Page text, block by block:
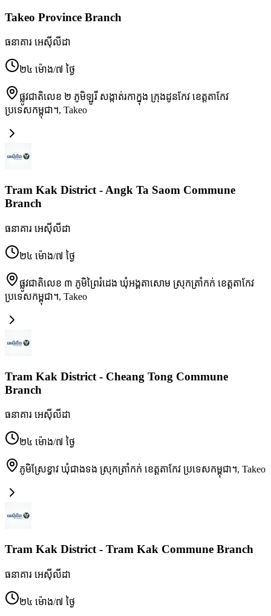
Takeo Province Branch
ធនាគារ អេស៊ីលីដា
២៤ ម៉ោង/៧ ថ្ងៃ
ផ្លូវជាតិលេខ ២ ភូមិឡូរី សង្កាត់រកាក្នុង ក្រុងដូនកែវ ខេត្តតាកែវ
ប្រទេសកម្ពុជា។, Takeo
Tram Kak District - Angk Ta Saom Commune
Branch
ធនាគារ អេស៊ីលីដា
២៤ ម៉ោង/៧ ថ្ងៃ
ផ្លូវជាតិលេខ ៣ ភូមិព្រៃរំដេង ឃុំអង្គតាសោម ស្រុកត្រាំកក់ ខេត្តតាកែវ
ប្រទេសកម្ពុជា។, Takeo
Tram Kak District - Cheang Tong Commune
Branch
ធនាគារ អេស៊ីលីដា
២៤ ម៉ោង/៧ ថ្ងៃ
ភូមិស្រែខ្វាវ ឃុំជាងទង ស្រុកត្រាំកក់ ខេត្តតាកែវ ប្រទេសកម្ពុជា។, Takeo
Tram Kak District - Tram Kak Commune Branch
ធនាគារ អេស៊ីលីដា
២៤ ម៉ោង/៧ ថ្ងៃ